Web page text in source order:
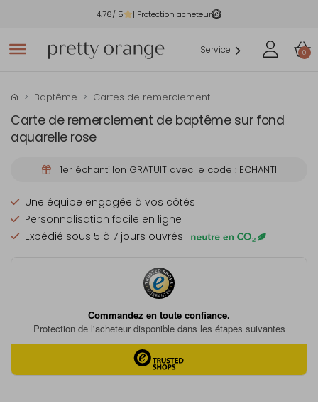
4.76/ 5 | Protection acheteur
Service 0
Baptême Cartes de remerciement
Carte de remerciement de baptême sur fond
aquarelle rose
1er échantillon GRATUIT avec le code : ECHANTI
Une équipe engagée à vos côtés
Personnalisation facile en ligne
Expédié sous 5 à 7 jours ouvrés